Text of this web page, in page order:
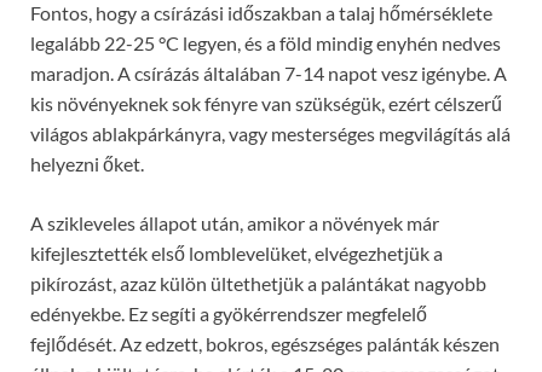
Fontos, hogy a csírázási időszakban a talaj hőmérséklete
legalább 22-25 °C legyen, és a föld mindig enyhén nedves
maradjon. A csírázás általában 7-14 napot vesz igénybe. A
kis növényeknek sok fényre van szükségük, ezért célszerű
világos ablakpárkányra, vagy mesterséges megvilágítás alá
helyezni őket.
A szikleveles állapot után, amikor a növények már
kifejlesztették első lomblevelüket, elvégezhetjük a
pikírozást, azaz külön ültethetjük a palántákat nagyobb
edényekbe. Ez segíti a gyökérrendszer megfelelő
fejlődését. Az edzett, bokros, egészséges palánták készen